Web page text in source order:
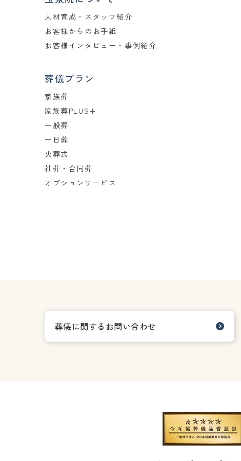
人材育成・スタッフ紹介
お客様からのお手紙
お客様インタビュー・事例紹介
葬儀プラン
家族葬
家族葬PLUS+
一般葬
一日葬
火葬式
社葬・合同葬
オプションサービス
葬儀に関するお問い合わせ